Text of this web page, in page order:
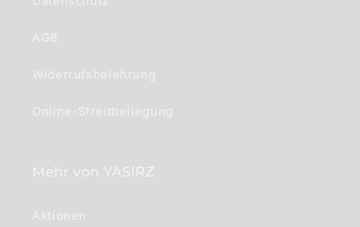
AGB
Widerrufsbelehrung
Online-Streitbeilegung
Mehr von YASIRZ
Aktionen